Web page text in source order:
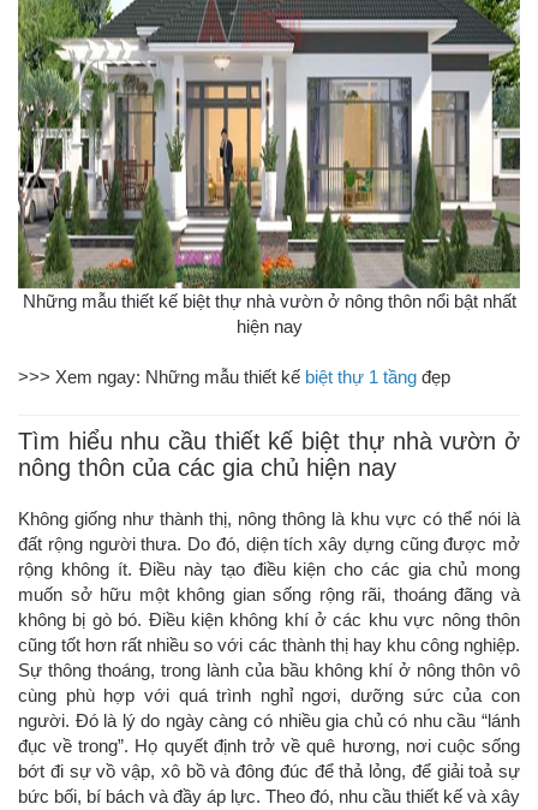
Những mẫu thiết kế biệt thự nhà vườn ở nông thôn nổi bật nhất
hiện nay
>>> Xem ngay: Những mẫu thiết kế biệt thự 1 tầng đẹp
Tìm hiểu nhu cầu thiết kế biệt thự nhà vườn ở
nông thôn của các gia chủ hiện nay
Không giống như thành thị, nông thông là khu vực có thể nói là
đất rộng người thưa. Do đó, diện tích xây dựng cũng được mở
rộng không ít. Điều này tạo điều kiện cho các gia chủ mong
muốn sở hữu một không gian sống rộng rãi, thoáng đãng và
không bị gò bó. Điều kiện không khí ở các khu vực nông thôn
cũng tốt hơn rất nhiều so với các thành thị hay khu công nghiệp.
Sự thông thoáng, trong lành của bầu không khí ở nông thôn vô
cùng phù hợp với quá trình nghỉ ngơi, dưỡng sức của con
người. Đó là lý do ngày càng có nhiều gia chủ có nhu cầu “lánh
đục về trong”. Họ quyết định trở về quê hương, nơi cuộc sống
bớt đi sự vồ vập, xô bồ và đông đúc để thả lỏng, để giải toả sự
bức bối, bí bách và đầy áp lực. Theo đó, nhu cầu thiết kế và xây